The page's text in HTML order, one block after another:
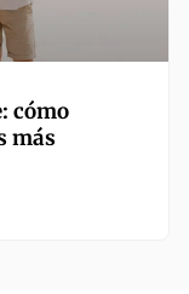
cómo
más